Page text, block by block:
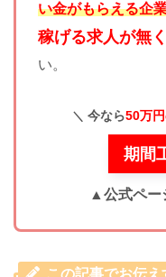
い金がもらえる企
稼げる求人が無
い。
今なら50万
期間
▲公式ペー
この記事でお伝え